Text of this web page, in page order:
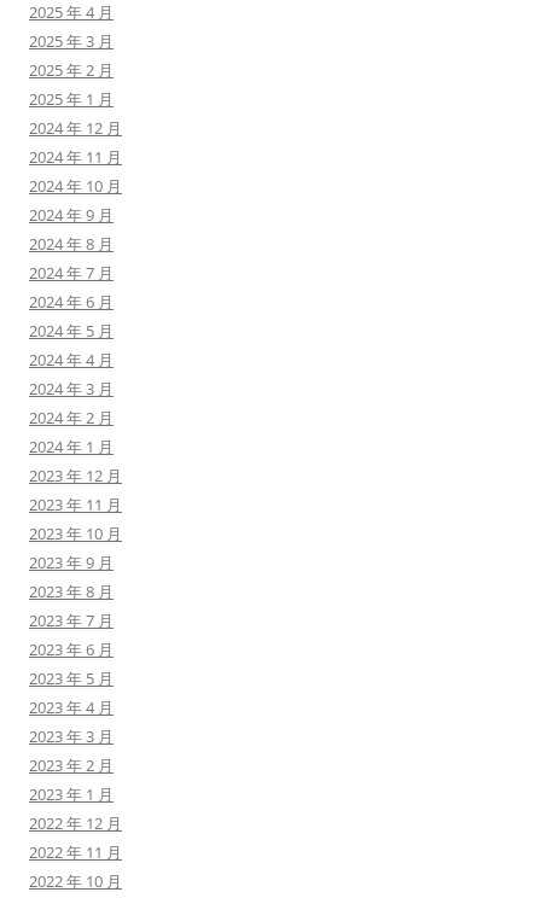
2025 年 4 月
2025 年 3 月
2025 年 2 月
2025 年 1 月
2024 年 12 月
2024 年 11 月
2024 年 10 月
2024 年 9 月
2024 年 8 月
2024 年 7 月
2024 年 6 月
2024 年 5 月
2024 年 4 月
2024 年 3 月
2024 年 2 月
2024 年 1 月
2023 年 12 月
2023 年 11 月
2023 年 10 月
2023 年 9 月
2023 年 8 月
2023 年 7 月
2023 年 6 月
2023 年 5 月
2023 年 4 月
2023 年 3 月
2023 年 2 月
2023 年 1 月
2022 年 12 月
2022 年 11 月
2022 年 10 月